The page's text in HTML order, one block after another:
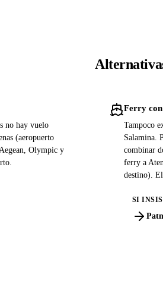
no hay vuelo
(aeropuerto
Olympic y
Ferry
Tampoco
Salamina.
combinar
ferry a
destino).
SI